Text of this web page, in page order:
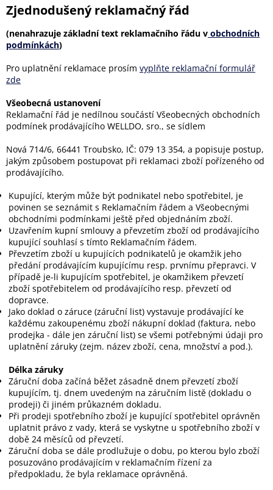
Zjednodušený reklamačný řád
(nenahrazuje základní text reklamačního řádu v obchodních
podmínkách)
Pro uplatnění reklamace prosím vyplňte reklamační formulář
zde
Všeobecná ustanovení
Reklamační řád je nedílnou součástí Všeobecných obchodních
podmínek prodávajícího WELLDO, sro., se sídlem
Nová 714/6, 66441 Troubsko, IČ: 079 13 354, a popisuje postup,
jakým způsobem postupovat při reklamaci zboží pořízeného od
prodávajícího.
Kupující, kterým může být podnikatel nebo spotřebitel, je
povinen se seznámit s Reklamačním řádem a Všeobecnými
obchodními podmínkami ještě před objednáním zboží.
Uzavřením kupní smlouvy a převzetím zboží od prodávajícího
kupující souhlasí s tímto Reklamačním řádem.
Převzetím zboží u kupujících podnikatelů je okamžik jeho
předání prodávajícím kupujícímu resp. prvnímu přepravci. V
případě je-li kupujícím spotřebitel, je okamžikem převzetí
zboží spotřebitelem od prodávajícího resp. převzetí od
dopravce.
Jako doklad o záruce (záruční list) vystavuje prodávající ke
každému zakoupenému zboží nákupní doklad (faktura, nebo
prodejka - dále jen záruční list) se všemi potřebnými údaji pro
uplatnění záruky (zejm. název zboží, cena, množství a pod.).
Délka záruky
Záruční doba začíná běžet zásadně dnem převzetí zboží
kupujícím, tj. dnem uvedeným na záručním listě (dokladu o
prodeji) či jiném průkazném dokladu.
Při prodeji spotřebního zboží je kupující spotřebitel oprávněn
uplatnit právo z vady, která se vyskytne u spotřebního zboží v
době 24 měsíců od převzetí.
Záruční doba se dále prodlužuje o dobu, po kterou bylo zboží
posuzováno prodávajícím v reklamačním řízení za
předpokladu, že byla reklamace oprávněná.